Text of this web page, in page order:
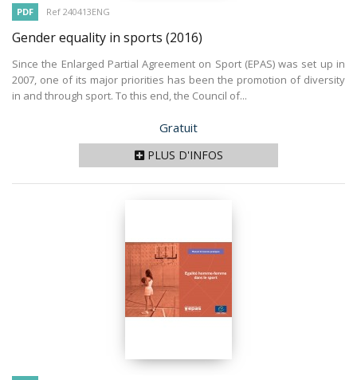
PDF Ref 240413ENG
Gender equality in sports (2016)
Since the Enlarged Partial Agreement on Sport (EPAS) was set up in
2007, one of its major priorities has been the promotion of diversity
in and through sport. To this end, the Council of...
Prix
Gratuit
PLUS D'INFOS